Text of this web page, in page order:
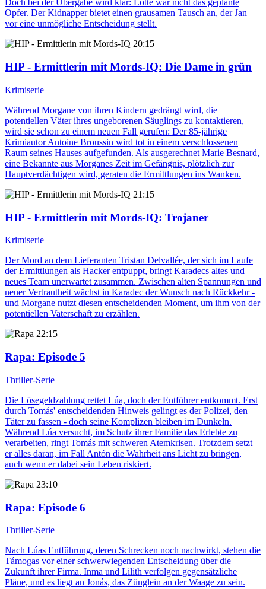
Doch bei der Übergabe wird klar: Lotte war nicht das geplante
Opfer. Der Kidnapper bietet einen grausamen Tausch an, der Jan
vor eine unmögliche Entscheidung stellt.
20:15
HIP - Ermittlerin mit Mords-IQ: Die Dame in grün
Krimiserie
Während Morgane von ihren Kindern gedrängt wird, die
potentiellen Väter ihres ungeborenen Säuglings zu kontaktieren,
wird sie schon zu einem neuen Fall gerufen: Der 85-jährige
Krimiautor Antoine Broussin wird tot in einem verschlossenen
Raum seines Hauses aufgefunden. Als ausgerechnet Marie Besnard,
eine Bekannte aus Morganes Zeit im Gefängnis, plötzlich zur
Hauptverdächtigen wird, geraten die Ermittlungen ins Wanken.
21:15
HIP - Ermittlerin mit Mords-IQ: Trojaner
Krimiserie
Der Mord an dem Lieferanten Tristan Delvallée, der sich im Laufe
der Ermittlungen als Hacker entpuppt, bringt Karadecs altes und
neues Team unerwartet zusammen. Zwischen alten Spannungen und
neuer Vertrautheit wächst in Karadec der Wunsch nach Rückkehr -
und Morgane nutzt diesen entscheidenden Moment, um ihm von der
potentiellen Vaterschaft zu erzählen.
22:15
Rapa: Episode 5
Thriller-Serie
Die Lösegeldzahlung rettet Lúa, doch der Entführer entkommt. Erst
durch Tomás' entscheidenden Hinweis gelingt es der Polizei, den
Täter zu fassen - doch seine Komplizen bleiben im Dunkeln.
Während Lúa versucht, im Schutz ihrer Familie das Erlebte zu
verarbeiten, ringt Tomás mit schweren Atemkrisen. Trotzdem setzt
er alles daran, im Fall Antón die Wahrheit ans Licht zu bringen,
auch wenn er dabei sein Leben riskiert.
23:10
Rapa: Episode 6
Thriller-Serie
Nach Lúas Entführung, deren Schrecken noch nachwirkt, stehen die
Támogas vor einer schwerwiegenden Entscheidung über die
Zukunft ihrer Firma. Inma und Lilith verfolgen gegensätzliche
Pläne, und es liegt an Jonás, das Zünglein an der Waage zu sein.